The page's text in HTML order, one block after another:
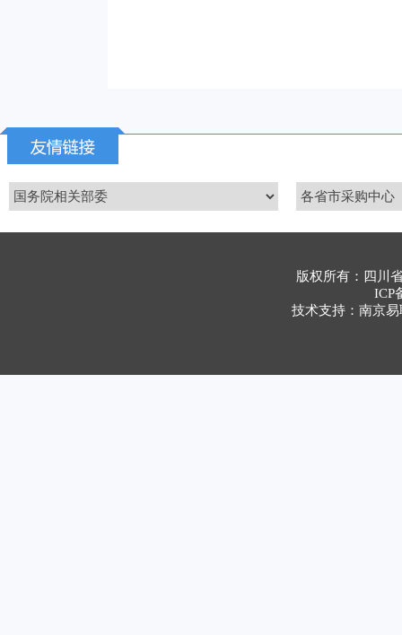
版权所有：四
ICP
技术支持：南京